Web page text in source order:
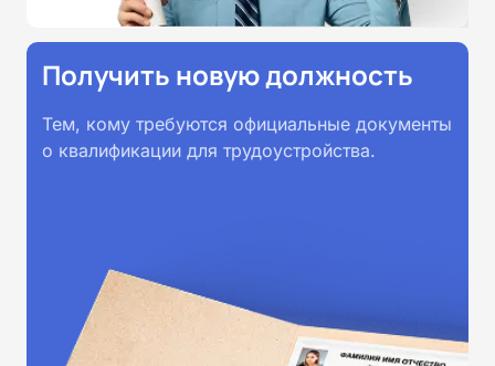
Получить новую должность
Тем, кому требуются официальные документы
о квалификации для трудоустройства.